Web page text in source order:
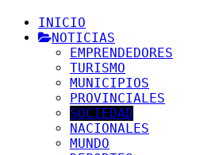
INICIO
NOTICIAS
EMPRENDEDORES
TURISMO
MUNICIPIOS
PROVINCIALES
SOCIEDAD
NACIONALES
MUNDO